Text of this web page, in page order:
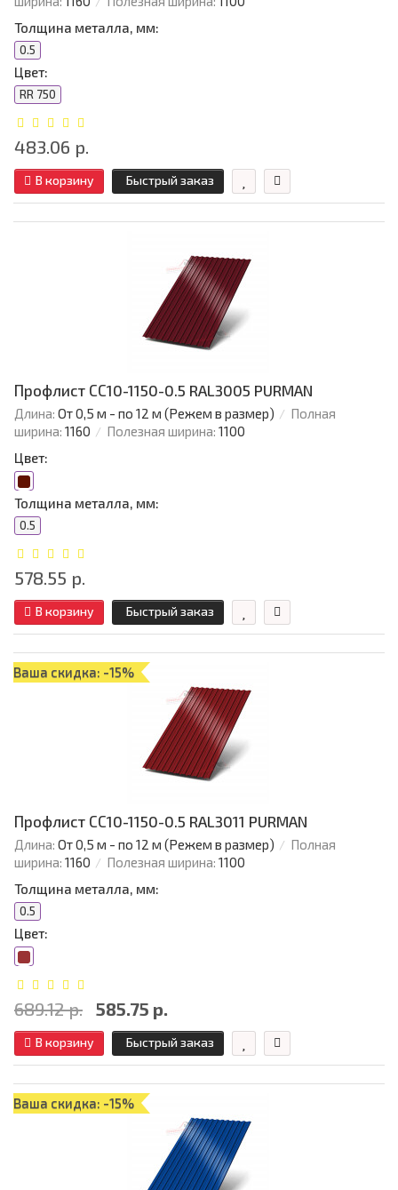
Толщина металла, мм:
0.5
Цвет:
RR 750
483.06 р.
В корзину Быстрый заказ
Профлист СС10-1150-0.5 RAL3005 PURMAN
Длина: От 0,5 м - по 12 м (Режем в размер)
Полная
ширина: 1160 Полезная ширина: 1100
Цвет:
Толщина металла, мм:
0.5
578.55 р.
В корзину Быстрый заказ
Ваша скидка: -15%
Профлист СС10-1150-0.5 RAL3011 PURMAN
Длина: От 0,5 м - по 12 м (Режем в размер)
Полная
ширина: 1160 Полезная ширина: 1100
Толщина металла, мм:
0.5
Цвет:
689.12 р. 585.75 р.
В корзину Быстрый заказ
Ваша скидка: -15%